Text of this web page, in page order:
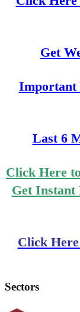
Get
Important
Last 6
Click Here
Get Instant
Click
Sectors